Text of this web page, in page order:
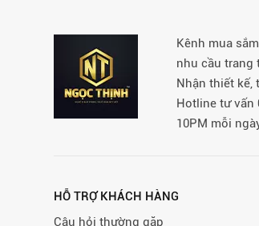
Kênh mua
nhu cầu trang
Nhận thiết kế,
Hotline tư vấn
10PM mỗi
HỖ TRỢ KHÁCH HÀNG
Câu hỏi thường gặp